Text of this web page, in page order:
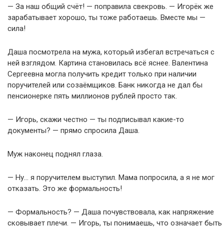
— За наш общий счёт! — поправила свекровь. — Игорёк же
зарабатывает хорошо, ты тоже работаешь. Вместе мы —
сила!
Даша посмотрела на мужа, который избегал встречаться с
ней взглядом. Картина становилась всё яснее. Валентина
Сергеевна могла получить кредит только при наличии
поручителей или созаёмщиков. Банк никогда не дал бы
пенсионерке пять миллионов рублей просто так.
— Игорь, скажи честно — ты подписывал какие-то
документы? — прямо спросила Даша.
Муж наконец поднял глаза.
— Ну… я поручителем выступил. Мама попросила, а я не мог
отказать. Это же формальность!
— Формальность? — Даша почувствовала, как напряжение
сковывает плечи. — Игорь, ты понимаешь, что означает быть